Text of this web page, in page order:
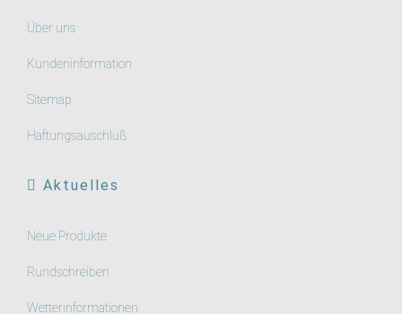
Über uns
Kundeninformation
Sitemap
Haftungsauschluß
Aktuelles
Neue Produkte
Rundschreiben
Wetterinformationen